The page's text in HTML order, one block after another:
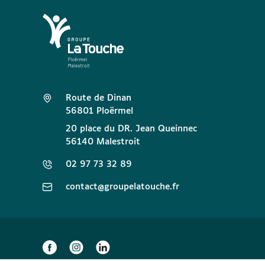
Route de Dinan
56801 Ploërmel
20 place du DR. Jean Queinnec
56140 Malestroit
02 97 73 32 89
contact@groupelatouche.fr